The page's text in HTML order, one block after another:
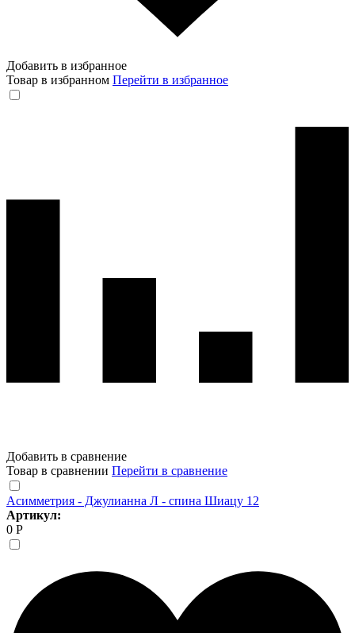
Добавить в избранное
Товар в избранном Перейти в избранное
Добавить в сравнение
Товар в сравнении Перейти в сравнение
Асимметрия - Джулианна Л - спина Шиацу 12
Артикул:
0 Р